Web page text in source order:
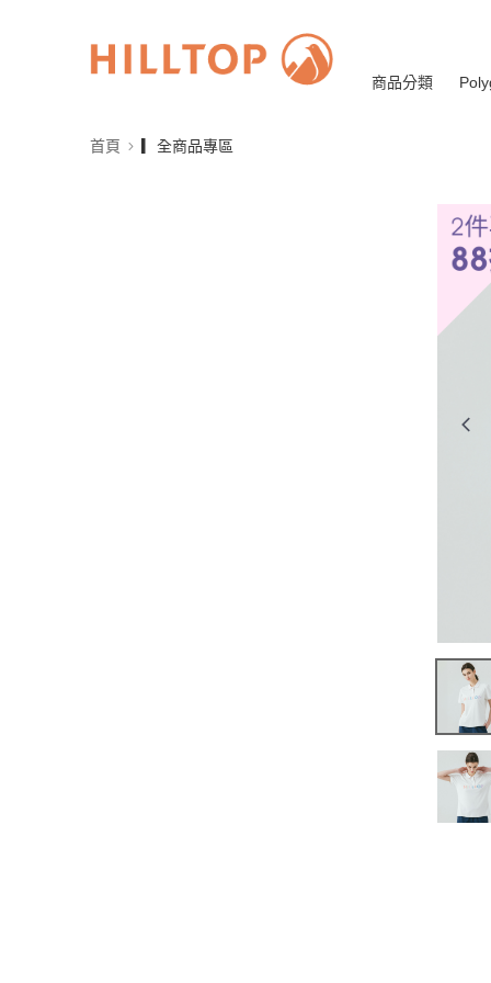
商品分類
首頁 ▎全商品專區